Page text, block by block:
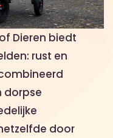
Dieren biedt
rust en
dorpse
door